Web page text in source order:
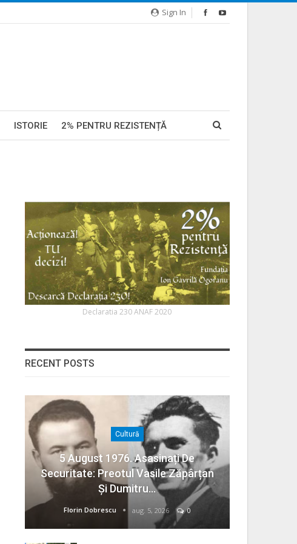
Sign In
ISTORIE 2% PENTRU REZISTENȚĂ
Declaratia 230 ANAF 2020
RECENT POSTS
Cultură
5 August 1976. Asasinați De
Securitate: Preotul Vasile Zăpârțan
Și Dumitru…
Florin Dobrescu aug. 5, 2026 0